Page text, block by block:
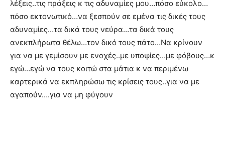
λέξεις..τις πράξεις κ τις αδυναμίες μου…πόσο εύκολο…
πόσο εκτονωτικό…να ξεσπούν σε εμένα τις δικές τους
αδυναμίες…τα δικά τους νεύρα…τα δικά τους
ανεκπλήρωτα θέλω…τον δικό τους πάτο…Να κρίνουν
για να με γεμίσουν με ενοχές..με υποψίες…με φόβους…κ
εγώ…εγώ να τους κοιτώ στα μάτια κ να περιμένω
καρτερικά να εκπληρώσω τις κρίσεις τους..για να με
αγαπούν….για να μη φύγουν